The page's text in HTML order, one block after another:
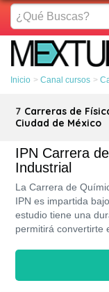
¿Qué
Buscas?
Inicio Canal cursos
7 Carreras de
Ciudad de México
IPN Carrera
Industrial
La Carrera de
IPN es impartida
estudio tiene una
permitirá convertirte
calidad así como
elaboración. Se